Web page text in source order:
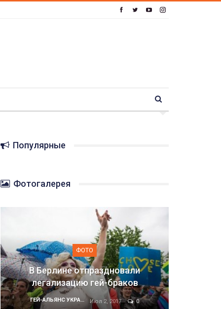
Популярные
Фотогалерея
браков
2, 2017 0
ФОТО
Марш равенства в Киеве,
ГЕЙ-АЛЬЯНС УКРАИНА